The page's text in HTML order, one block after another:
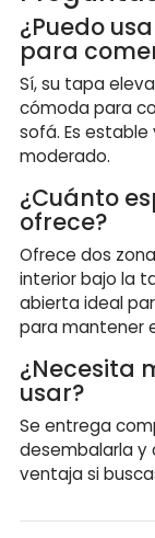
¿Puedo
para
Sí, su tapa
cómoda para
sofá. Es
moderado.
¿Cuánto
ofrece?
Ofrece dos
interior bajo la
abierta ideal
para mantener
¿Necesita
usar?
Se entrega
desembalarla y
ventaja si